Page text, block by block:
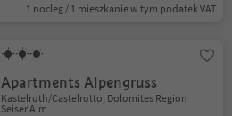
1 nocleg / 1 mieszkanie w tym podatek VAT
Apartments Alpengruss
Kastelruth/Castelrotto, Dolomites Region
Seiser Alm